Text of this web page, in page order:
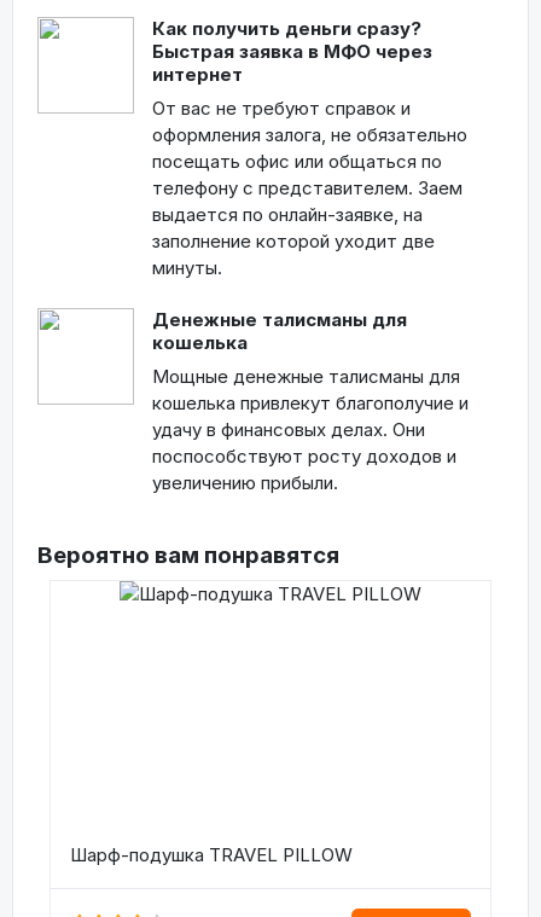
Как получить деньги сразу?
Быстрая заявка в МФО через
интернет
От вас не требуют справок и
оформления залога, не обязательно
посещать офис или общаться по
телефону с представителем. Заем
выдается по онлайн-заявке, на
заполнение которой уходит две
минуты.
Денежные талисманы для
кошелька
Мощные денежные талисманы для
кошелька привлекут благополучие и
удачу в финансовых делах. Они
поспособствуют росту доходов и
увеличению прибыли.
Вероятно вам понравятся
Шарф-подушка TRAVEL PILLOW